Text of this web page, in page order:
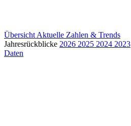
Übersicht Aktuelle Zahlen & Trends
Jahresrückblicke 2026 2025 2024 2023
Daten